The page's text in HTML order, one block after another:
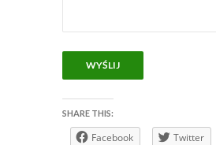
SHARE THIS:
Facebook Twitter